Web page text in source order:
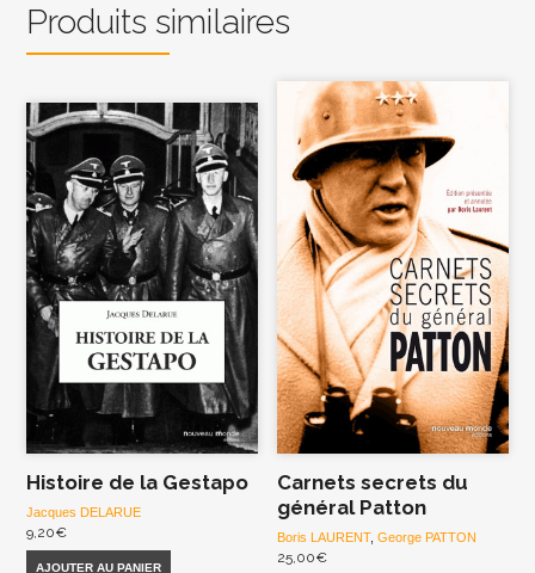
Produits similaires
Histoire de la Gestapo
Jacques DELARUE
9,20€
AJOUTER AU PANIER
Carnets secrets du
général Patton
Boris LAURENT,George PATTON
25,00€